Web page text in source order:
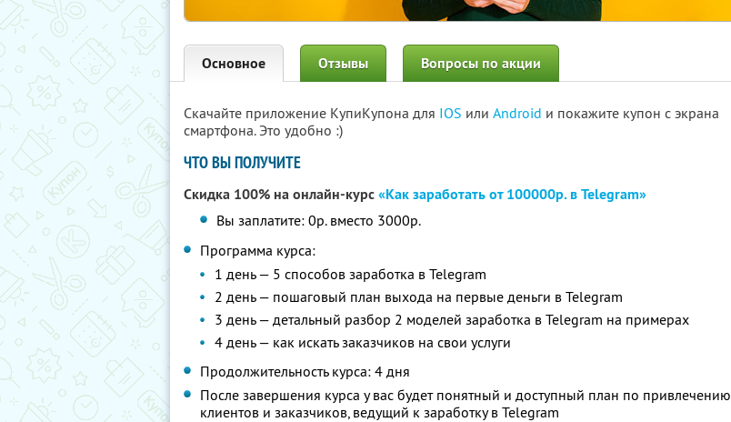
Основное Отзывы Вопросы по акции
Скачайте приложение КупиКупона для IOS или Android и покажите купон с экрана
смартфона. Это удобно :)
ЧТО ВЫ ПОЛУЧИТЕ
Скидка 100% на онлайн-курс«Как заработать от 100000р. в Telegram»
Вы заплатите: 0р. вместо 3000р.
Программа курса:
1 день — 5 способов заработка в Telegram
2 день — пошаговый план выхода на первые деньги в Telegram
3 день — детальный разбор 2 моделей заработка в Telegram на примерах
4 день — как искать заказчиков на свои услуги
Продолжительность курса: 4 дня
После завершения курса у вас будет понятный и доступный план по привлечению
клиентов и заказчиков, ведущий к заработку в Telegram